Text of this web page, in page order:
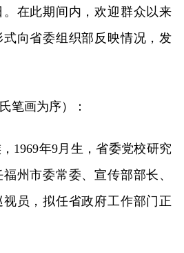
在此期间内，欢迎群众以来
向省委组织部反映情况，发
画为序）：
年9月生，省委党校研究
州市委常委、宣传部部长、
员，拟任省政府工作部门正